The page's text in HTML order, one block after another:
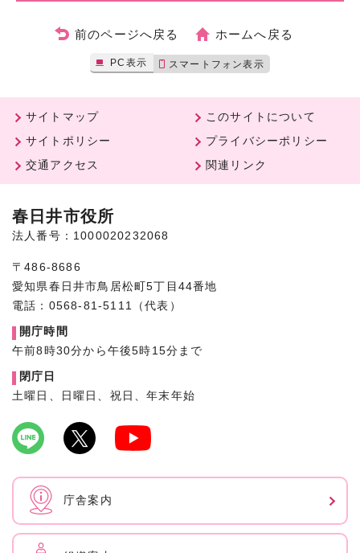
前のページへ戻る ホームへ戻る
PC表示 スマートフォン表示
サイトマップ
このサイトについて
サイトポリシー
プライバシーポリシー
交通アクセス
関連リンク
春日井市役所
法人番号：1000020232068
〒486-8686
愛知県春日井市鳥居松町5丁目44番地
電話：0568-81-5111（代表）
開庁時間
午前8時30分から午後5時15分まで
閉庁日
土曜日、日曜日、祝日、年末年始
庁舎案内